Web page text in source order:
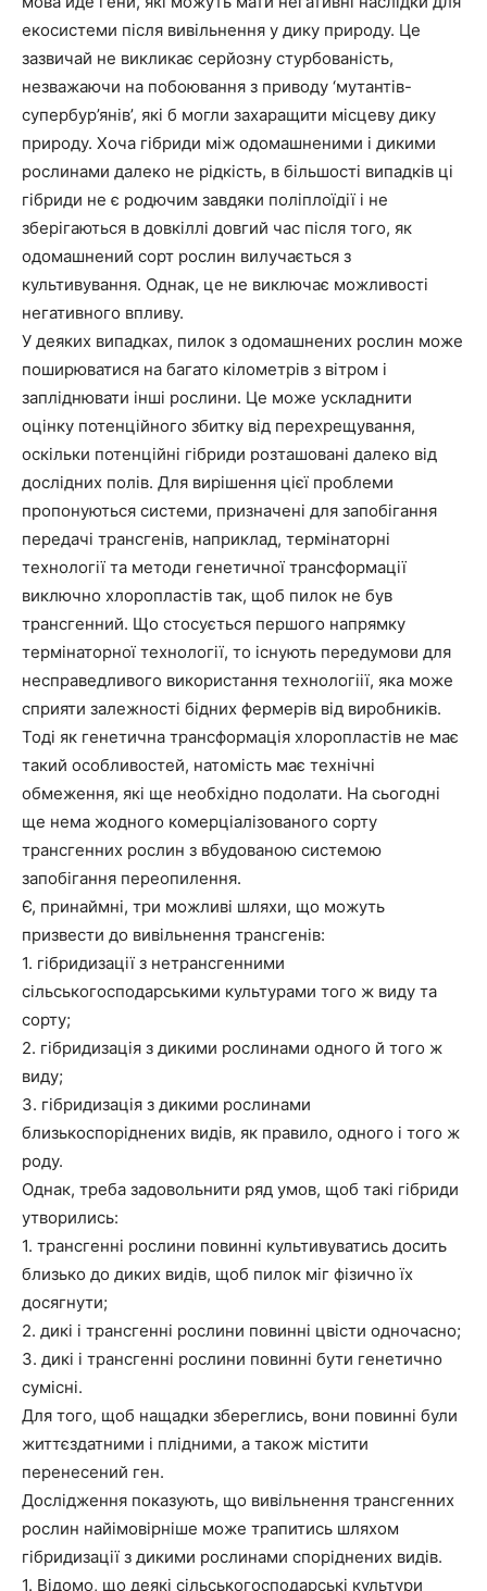
MedTerms.com.ua
професійний медичний
SUBSCRIBE NOW
Company
Про нас
Контакти
Підписка
Мій акаунт
Медичні книги
екосистеми після вивільнення у дику природу. Це
зазвичай не викликає серйозну стурбованість,
незважаючи на побоювання з приводу ‘мутантів-
супербур’янів’, які б могли захаращити місцеву дику
природу. Хоча гібриди між одомашненими і дикими
рослинами далеко не рідкість, в більшості випадків ці
гібриди не є родючим завдяки поліплоїдії і не
зберігаються в довкіллі довгий час після того, як
одомашнений сорт рослин вилучається з
культивування. Однак, це не виключає можливості
негативного впливу.
У деяких випадках, пилок з одомашнених рослин може
поширюватися на багато кілометрів з вітром і
запліднювати інші рослини. Це може ускладнити
оцінку потенційного збитку від перехрещування,
оскільки потенційні гібриди розташовані далеко від
дослідних полів. Для вирішення цієї проблеми
пропонуються системи, призначені для запобігання
передачі трансгенів, наприклад, термінаторні
технології та методи генетичної трансформації
виключно хлоропластів так, щоб пилок не був
трансгенний. Що стосується першого напрямку
термінаторної технології, то існують передумови для
несправедливого використання технологіії, яка може
сприяти залежності бідних фермерів від виробників.
Тоді як генетична трансформація хлоропластів не має
такий особливостей, натомість має технічні
обмеження, які ще необхідно подолати. На сьогодні
ще нема жодного комерціалізованого сорту
трансгенних рослин з вбудованою системою
запобігання переопилення.
Є, принаймні, три можливі шляхи, що можуть
призвести до вивільнення трансгенів:
1. гібридизації з нетрансгенними
сільськогосподарськими культурами того ж виду та
сорту;
2. гібридизація з дикими рослинами одного й того ж
виду;
3. гібридизація з дикими рослинами
близькоспоріднених видів, як правило, одного і того ж
роду.
Однак, треба задовольнити ряд умов, щоб такі гібриди
утворились:
1. трансгенні рослини повинні культивуватись досить
близько до диких видів, щоб пилок міг фізично їх
досягнути;
2. дикі і трансгенні рослини повинні цвісти одночасно;
3. дикі і трансгенні рослини повинні бути генетично
сумісні.
Для того, щоб нащадки збереглись, вони повинні були
життєздатними і плідними, а також містити
перенесений ген.
Дослідження показують, що вивільнення трансгенних
рослин найімовірніше може трапитись шляхом
гібридизації з дикими рослинами споріднених видів.
1. Відомо, що деякі сільськогосподарські культури